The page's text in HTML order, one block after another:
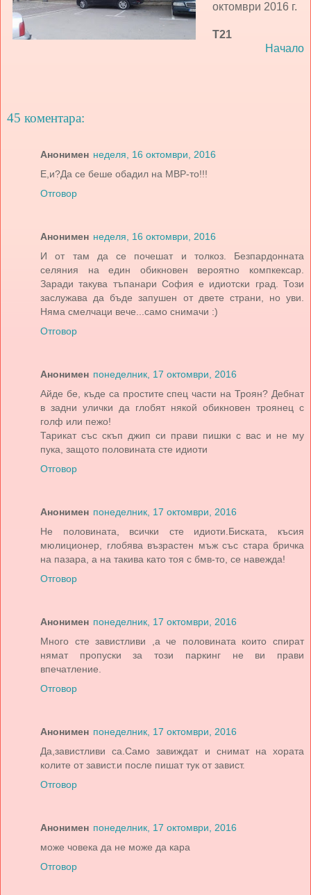
октомври 2016 г.
Т21
Начало
45 коментара:
Анонимен неделя, 16 октомври, 2016
Е,и?Да се беше обадил на МВР-то!!!
Отговор
Анонимен неделя, 16 октомври, 2016
И от там да се почешат и толкоз. Безпардонната
селяния на един обикновен вероятно компкексар.
Заради такува тъпанари София е идиотски град. Този
заслужава да бъде запушен от двете страни, но уви.
Няма смелчаци вече...само снимачи :)
Отговор
Анонимен понеделник, 17 октомври, 2016
Айде бе, къде са простите спец части на Троян? Дебнат
в задни улички да глобят някой обикновен троянец с
голф или пежо!
Тарикат със скъп джип си прави пишки с вас и не му
пука, защото половината сте идиоти
Отговор
Анонимен понеделник, 17 октомври, 2016
Не половината, всички сте идиоти.Биската, късия
мюлиционер, глобява възрастен мъж със стара бричка
на пазара, а на такива като тоя с бмв-то, се навежда!
Отговор
Анонимен понеделник, 17 октомври, 2016
Много сте завистливи ,а че половината които спират
нямат пропуски за този паркинг не ви прави
впечатление.
Отговор
Анонимен понеделник, 17 октомври, 2016
Да,завистливи са.Само завиждат и снимат на хората
колите от завист.и после пишат тук от завист.
Отговор
Анонимен понеделник, 17 октомври, 2016
може човека да не може да кара
Отговор